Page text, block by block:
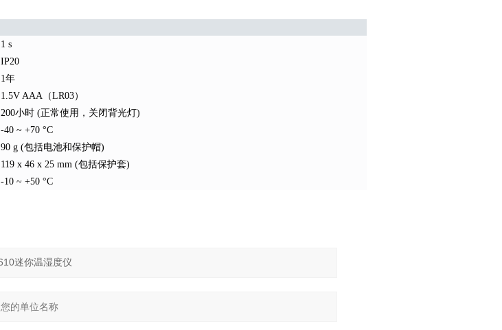
1 s
IP20
1年
1.5V AAA（LR03）
200小时 (正常使用，关闭背光灯)
-40 ~ +70 °C
90 g (包括电池和保护帽)
119 x 46 x 25 mm (包括保护套)
-10 ~ +50 °C